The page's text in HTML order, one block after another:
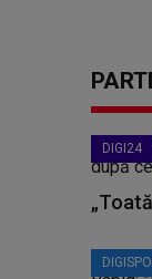
DIGI24